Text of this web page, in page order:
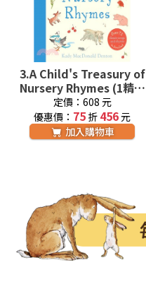
3.A Child's Treasury of
Nursery Rhymes (1精裝
+內附音檔網址) 廖彩杏老
師推薦有聲書第2年第20週
定價：608 元
優惠價： 75 折 456元
加入購物車
每週書單